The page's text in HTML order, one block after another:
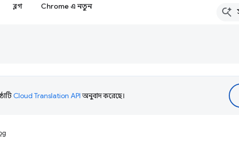
ব্লগ Chrome এ নতুন
Cloud Translation APIঅনুবাদ করেছে।